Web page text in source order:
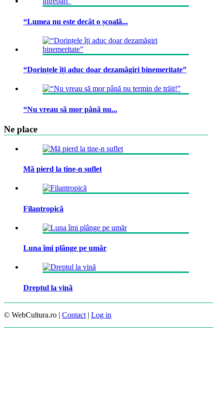
“Lumea nu este decât o școală...
“Dorințele îți aduc doar dezamăgiri binemeritate”
“Nu vreau să mor până nu...
Ne place
Mă pierd la tine-n suflet
Filantropică
Luna îmi plânge pe umăr
Dreptul la vină
© WebCultura.ro | Contact | Log in